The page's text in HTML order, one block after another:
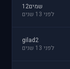
שמים12
לפני 13 שנים
gilad2
לפני 13 שנים